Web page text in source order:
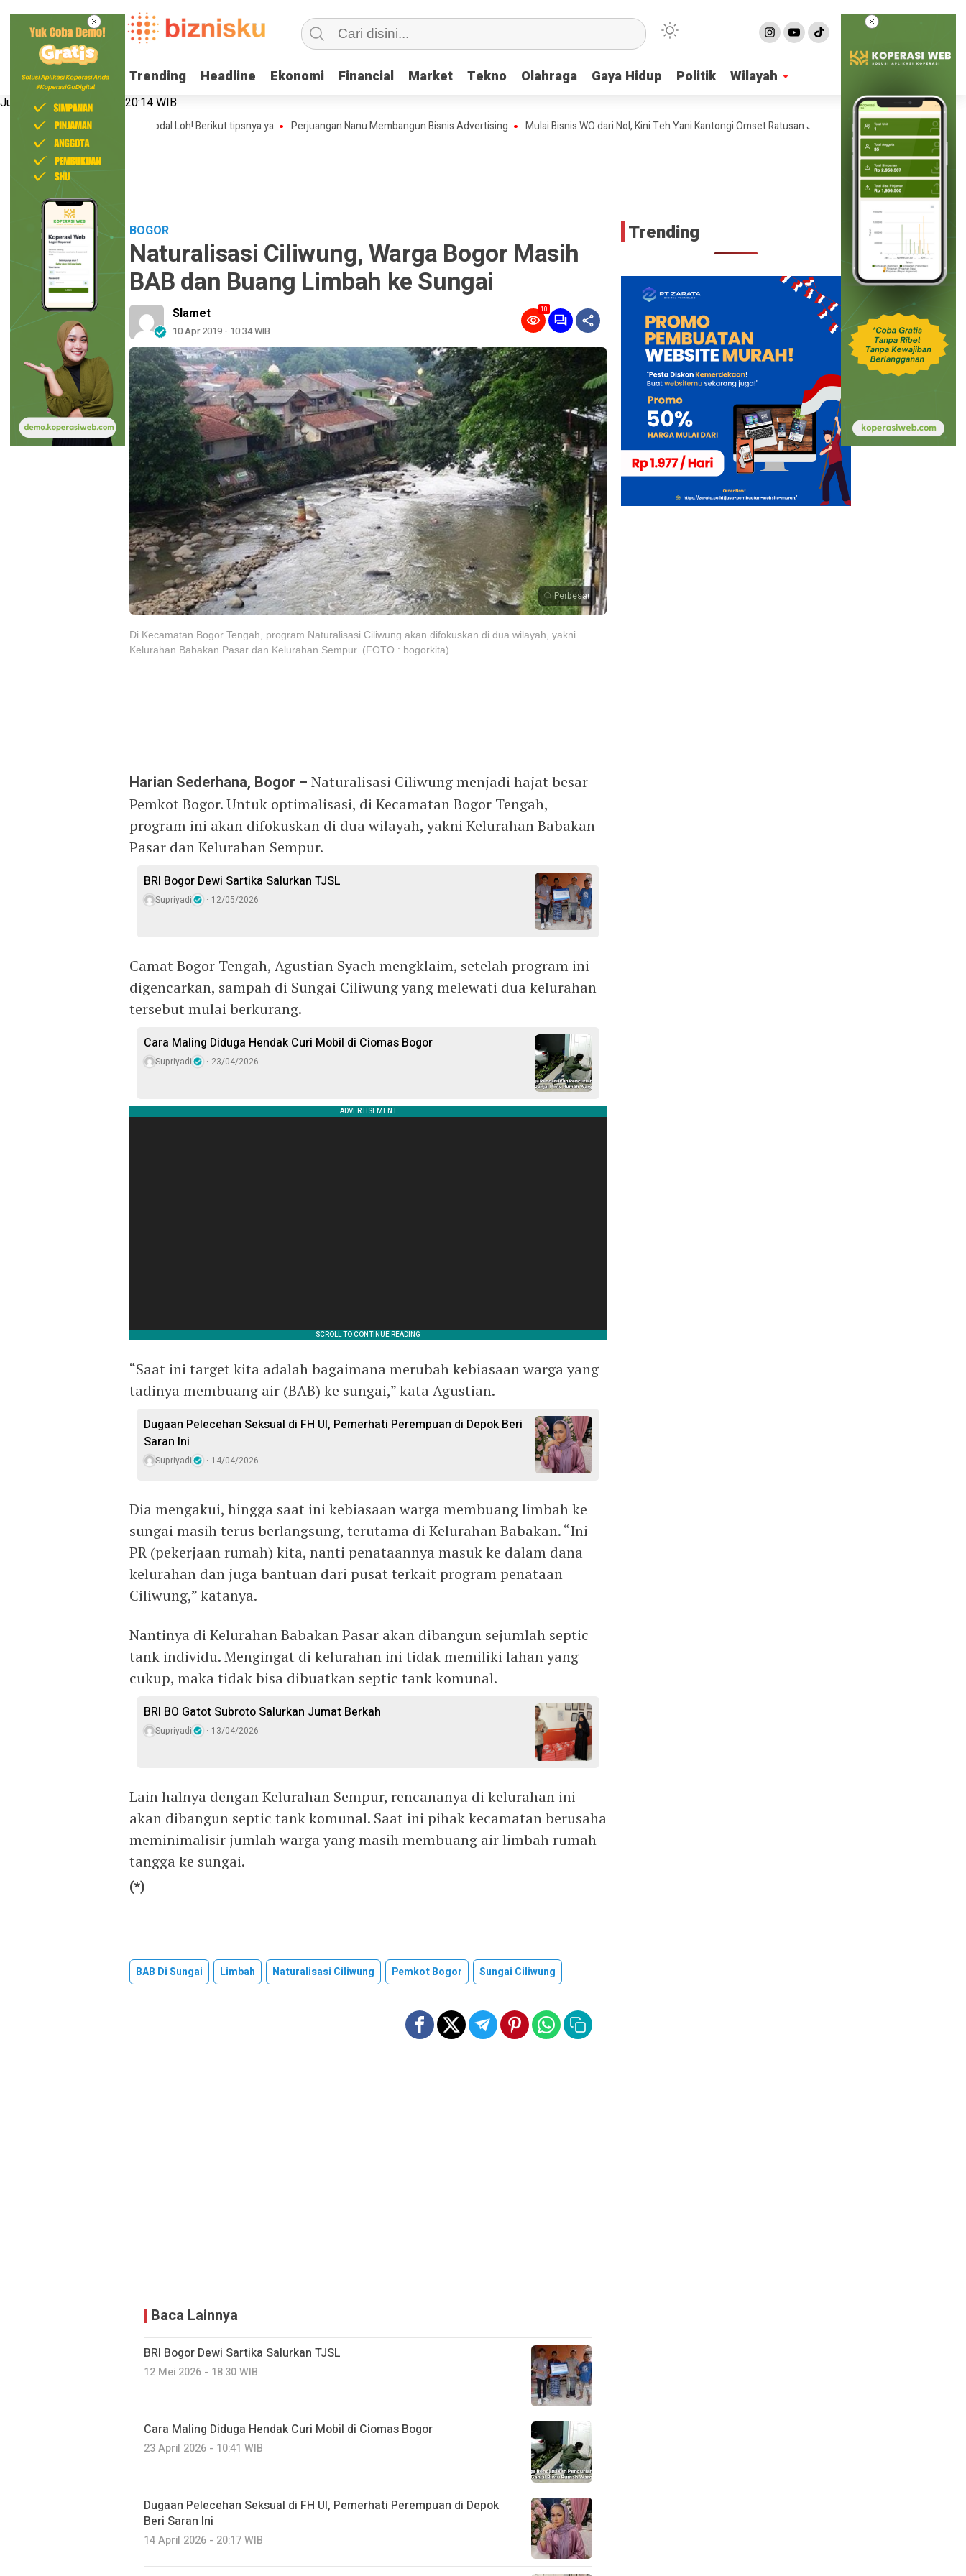
Trending Headline Ekonomi Financial Market Tekno Olahraga Gaya Hidup Politik Wilayah
Trending Headline Ekonomi Financial Market Tekno Olahraga Gaya Hidup Politik Wilayah
Jumat, 7 Agustus 2026 | 20:14 WIB
Online Shop Tanpa Modal Loh! Berikut tipsnya ya Perjuangan Nanu Membangun Bisnis Advertising Mulai Bisnis WO dari Nol, Kini Teh Yani Kantongi Omset Ratusan Juta Per Bulan 4 Ide Bisnis Online
BOGOR
Naturalisasi Ciliwung, Warga Bogor Masih
BAB dan Buang Limbah ke Sungai
Slamet
10 Apr 2019 - 10:34 WIB
10
Perbesar
Di Kecamatan Bogor Tengah, program Naturalisasi Ciliwung akan difokuskan di dua wilayah, yakni
Kelurahan Babakan Pasar dan Kelurahan Sempur. (FOTO : bogorkita)
Harian Sederhana, Bogor – Naturalisasi Ciliwung menjadi hajat besar
Pemkot Bogor. Untuk optimalisasi, di Kecamatan Bogor Tengah,
program ini akan difokuskan di dua wilayah, yakni Kelurahan Babakan
Pasar dan Kelurahan Sempur.
BRI Bogor Dewi Sartika Salurkan TJSL
Supriyadi 12/05/2026
Camat Bogor Tengah, Agustian Syach mengklaim, setelah program ini
digencarkan, sampah di Sungai Ciliwung yang melewati dua kelurahan
tersebut mulai berkurang.
Cara Maling Diduga Hendak Curi Mobil di Ciomas Bogor
Supriyadi 23/04/2026
“Saat ini target kita adalah bagaimana merubah kebiasaan warga yang
tadinya membuang air (BAB) ke sungai,” kata Agustian.
Dugaan Pelecehan Seksual di FH UI, Pemerhati Perempuan di Depok Beri
Saran Ini
Supriyadi 14/04/2026
Dia mengakui, hingga saat ini kebiasaan warga membuang limbah ke
sungai masih terus berlangsung, terutama di Kelurahan Babakan. “Ini
PR (pekerjaan rumah) kita, nanti penataannya masuk ke dalam dana
kelurahan dan juga bantuan dari pusat terkait program penataan
Ciliwung,” katanya.
Nantinya di Kelurahan Babakan Pasar akan dibangun sejumlah septic
tank individu. Mengingat di kelurahan ini tidak memiliki lahan yang
cukup, maka tidak bisa dibuatkan septic tank komunal.
BRI BO Gatot Subroto Salurkan Jumat Berkah
Supriyadi 13/04/2026
Lain halnya dengan Kelurahan Sempur, rencananya di kelurahan ini
akan dibangun septic tank komunal. Saat ini pihak kecamatan berusaha
meminimalisir jumlah warga yang masih membuang air limbah rumah
tangga ke sungai.
(*)
BAB Di Sungai Limbah Naturalisasi Ciliwung Pemkot Bogor Sungai Ciliwung
Baca Lainnya
BRI Bogor Dewi Sartika Salurkan TJSL
12 Mei 2026 - 18:30 WIB
Cara Maling Diduga Hendak Curi Mobil di Ciomas Bogor
23 April 2026 - 10:41 WIB
Dugaan Pelecehan Seksual di FH UI, Pemerhati Perempuan di Depok
Beri Saran Ini
14 April 2026 - 20:17 WIB
Trending